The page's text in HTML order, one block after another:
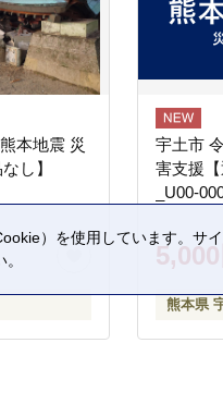
本地震 災
し】
宇土市
害支援【
_U00-
5,000
熊本県
）を使用しています。サ